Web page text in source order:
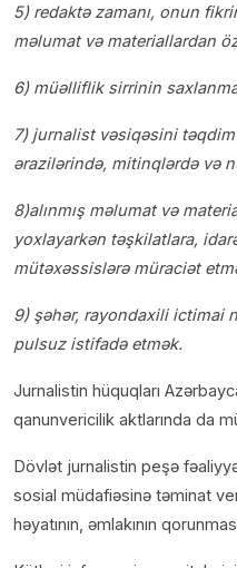
5) redaktə zamanı, onun
məlumat və materiallardan
6) müəlliflik sirrinin
7) jurnalist vəsiqəsini
ərazilərində, mitinqlərdə və
8)alınmış məlumat və
yoxlayarkən təşkilatlara,
mütəxəssislərə müraciət
9) şəhər, rayondaxili ictimai
pulsuz istifadə etmək.
Jurnalistin hüquqları
qanunvericilik aktlarında da
Dövlət jurnalistin peşə
sosial müdafiəsinə təminat
həyatının, əmlakının